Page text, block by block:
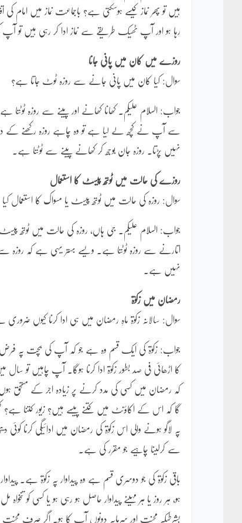
ہیں تو پھر نماز کیسے ہوسکتی ہے؟ باجماعت نماز میں امام
رہا ہو اور آپ ٹھیک طریقے سے نماز ادا کر رہی ہیں تو آپ
روزے میں کان میں پانی جانا
سوال: کیا کان میں پانی جانے سے روزہ ٹوٹ جاتا ہے؟
جواب: السلام علیکم۔ کھانا کھانے اور پینے سے روزہ
سے آپ نے کچھ لے لیا ہے تو وہ چاہے روزہ رکھنے
نہیں پڑتا۔ روزہ جان بوجھ کر کھانے پینے سے ٹوٹتا ہے۔
روزے کی حالت میں ٹوتھ پیسٹ کا استعمال
سوال: روزہ کی حالت میں ٹوتھ پیسٹ یا مسواک کا استعمال
جواب: السلام علیکم۔ جی ہاں، روزہ کی حالت میں ٹوتھ
اتارنے سے روزہ ٹوٹتا ہے۔ ویسے بہتر یہی ہے کہ روزہ
نہیں ہے۔
رمضان میں زکوٰۃ
سوال: سالانہ زکوٰۃ ماہِ رمضان میں ہی ادا کرنا کیوں ضروری
جواب: زکوٰۃ کی ایک قسم وہ ہے جو کہ آپ کی بچت پہ
کا اڑھائی فی صد بطور زکوٰۃ ادا کرنا ہوگا۔ آپ چاہیں تو
کہ رمضان میں کسی کی مدد کرنے پر زیادہ اجر کے
گا کہ اس کے اکاؤنٹ میں کتنے پیسے ہیں؟ زیور کتنا
پہ لاگو ہونے والی اس زکوٰۃ کی رمضان میں ادائیگی کرنا
سے کرلینا چاہیے جو مقرر کی ہے۔
باقی زکوٰۃ کی جو دوسری قسم ہے وہ پیداوار پہ زکوٰۃ ہے۔
ہو، ہر روز یا ہر مہینے پیداوار حاصل ہو رہی ہو یا کسی کو
بشرطیکہ محنت اور سرمایہ دونوں آپ کا ہو۔ اگر صرف